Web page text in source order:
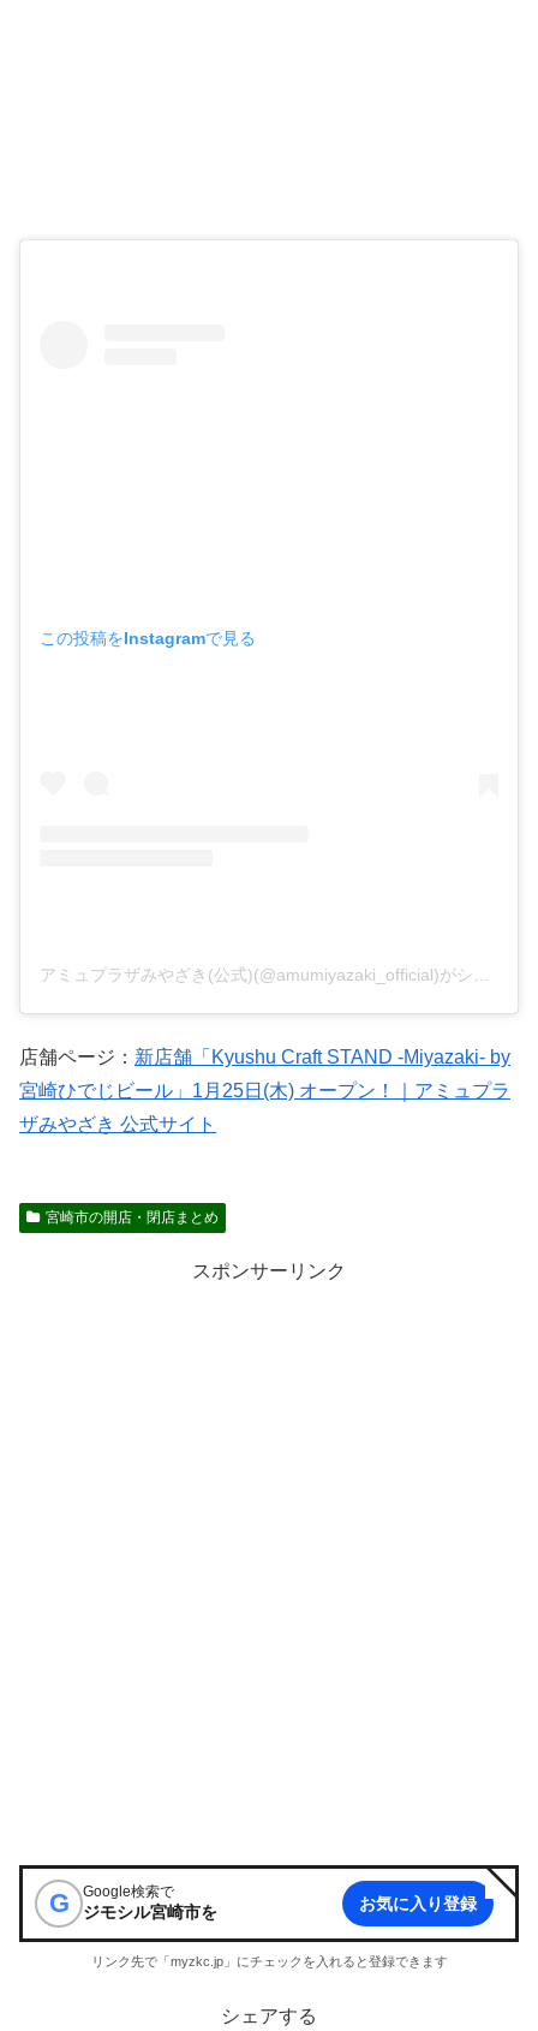
この投稿をInstagramで見る
アミュプラザみやざき(公式)(@amumiyazaki_official)がシェアした投稿
店舗ページ： 新店舗「Kyushu Craft STAND -Miyazaki- by
宮崎ひでじビール」1月25日(木) オープン！｜アミュプラ
ザみやざき 公式サイト
宮崎市の開店・閉店まとめ
スポンサーリンク
G Google検索で
ジモシル宮崎市を お気に入り登録
リンク先で「myzkc.jp」にチェックを入れると登録できます
シェアする